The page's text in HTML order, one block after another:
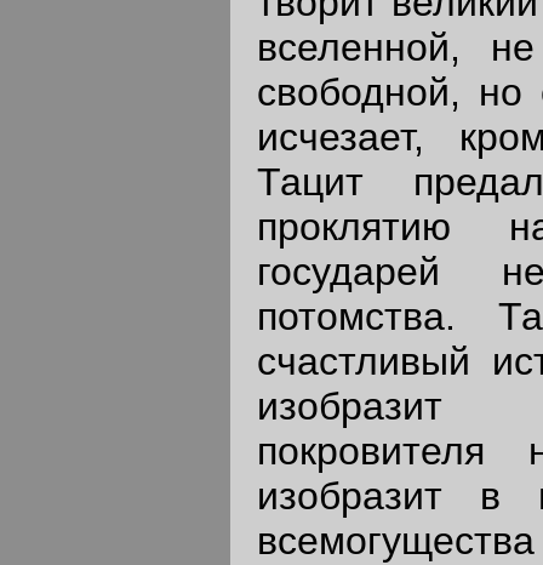
вселенной,
свободной, но
исчезает,
Тацит
проклятию
государей
потомства.
счастливый
изобразит
изобразит в